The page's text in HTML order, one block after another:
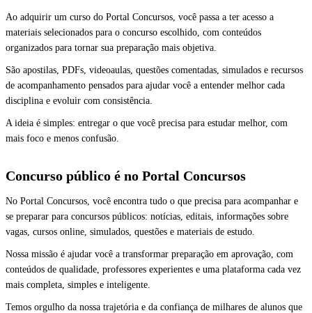
Ao adquirir um curso do Portal Concursos, você passa a ter acesso a
materiais selecionados para o concurso escolhido, com conteúdos
organizados para tornar sua preparação mais objetiva.
São apostilas, PDFs, videoaulas, questões comentadas, simulados e recursos
de acompanhamento pensados para ajudar você a entender melhor cada
disciplina e evoluir com consistência.
A ideia é simples: entregar o que você precisa para estudar melhor, com
mais foco e menos confusão.
Concurso público é no Portal Concursos
No Portal Concursos, você encontra tudo o que precisa para acompanhar e
se preparar para concursos públicos: notícias, editais, informações sobre
vagas, cursos online, simulados, questões e materiais de estudo.
Nossa missão é ajudar você a transformar preparação em aprovação, com
conteúdos de qualidade, professores experientes e uma plataforma cada vez
mais completa, simples e inteligente.
Temos orgulho da nossa trajetória e da confiança de milhares de alunos que